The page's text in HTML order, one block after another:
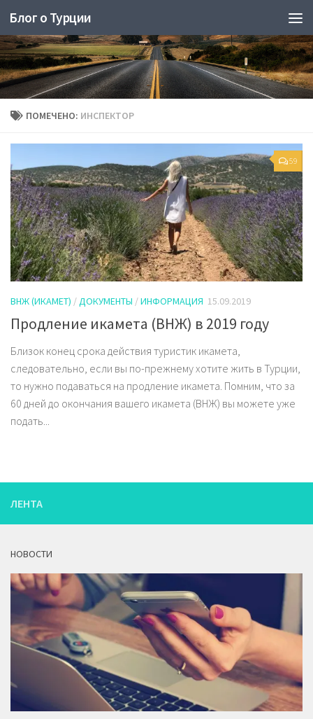
Блог о Турции
ПОМЕЧЕНО: ИНСПЕКТОР
59
ВНЖ (ИКАМЕТ) /ДОКУМЕНТЫ /ИНФОРМАЦИЯ 15.09.2019
Продление икамета (ВНЖ) в 2019 году
Близок конец срока действия туристик икамета,
следовательно, если вы по-прежнему хотите жить в Турции,
то нужно подаваться на продление икамета. Помним, что за
60 дней до окончания вашего икамета (ВНЖ) вы можете уже
подать...
ЛЕНТА
НОВОСТИ